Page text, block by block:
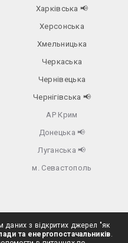
Харківська 📢
Херсонська
Хмельницька
Черкаська
Чернівецька
Чернігівська 📢
АР Крим
Донецька 📢
Луганська 📢
м. Севастополь
даних з відкритих джерел "як
та енергопостачальників.